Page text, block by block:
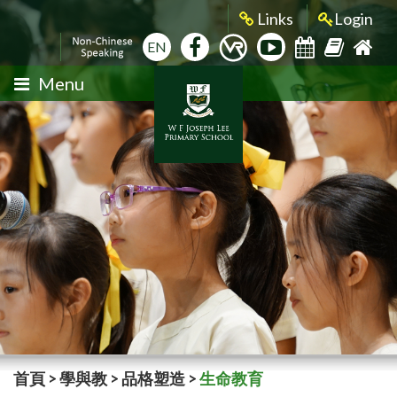
Links Login
EN
Menu
首頁 >學與教 > 品格塑造 >生命教育